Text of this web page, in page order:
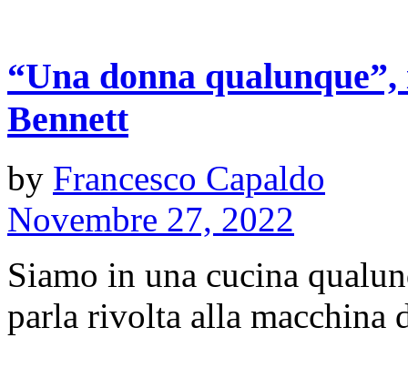
“Una donna
Bennett
by Francesco Capaldo
Novembre 27, 2022
Siamo in una cucina
parla rivolta alla macchina